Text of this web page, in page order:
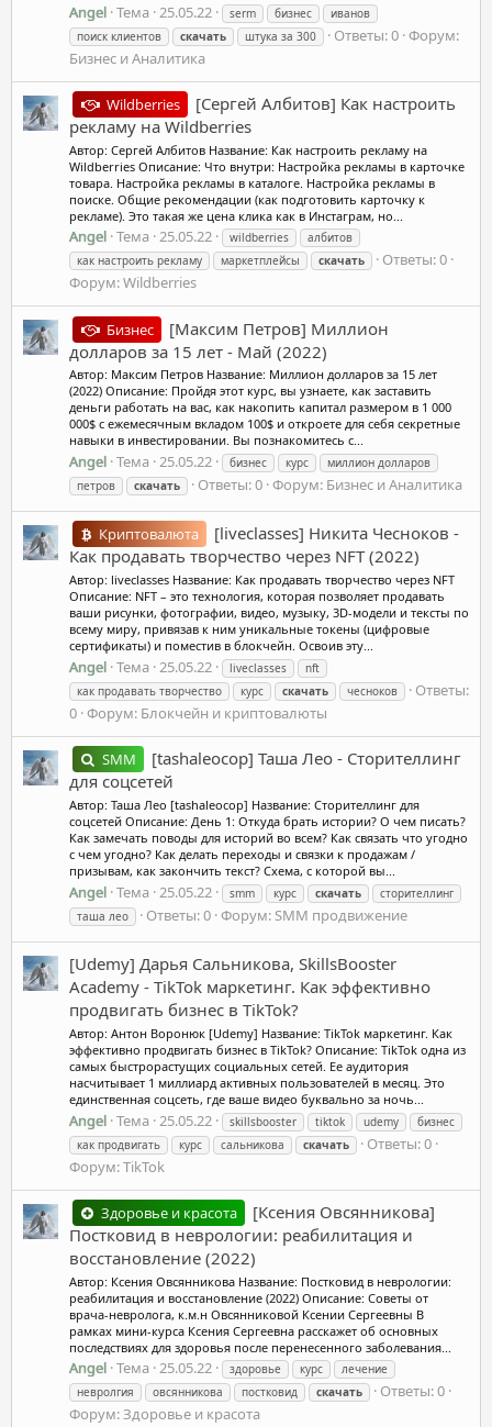
Angel Тема 25.05.22 serm бизнес
иванов
поиск клиентов
скачать штука за 300 Ответы: 0 Форум:
Бизнес и Аналитика
Wildberries
[Сергей Албитов] Как настроить
рекламу на Wildberries
Автор: Сергей Албитов Название: Как настроить рекламу на
Wildberries Описание: Что внутри: Настройка рекламы в карточке
товара. Настройка рекламы в каталоге. Настройка рекламы в
поиске. Общие рекомендации (как подготовить карточку к
рекламе). ‌Это такая же цена клика как в Инстаграм, но...
Angel Тема 25.05.22 wildberries
албитов
как настроить рекламу
маркетплейсы скачать
Ответы: 0
Форум:Wildberries
Бизнес
[Максим Петров] Миллион
долларов за 15 лет - Май (2022)
Автор: Максим Петров Название: Миллион долларов за 15 лет
(2022) Описание: Пройдя этот курс, вы узнаете, как заставить
деньги работать на вас, как накопить капитал размером в 1 000
000$ с ежемесячным вкладом 100$ и откроете для себя секретные
навыки в инвестировании. Вы познакомитесь с...
Angel Тема 25.05.22 бизнес курс
миллион долларов
петров
скачать Ответы: 0 Форум: Бизнес и Аналитика
Криптовалюта
[liveclasses] Никита Чесноков -
Как продавать творчество через NFT (2022)
Автор: liveclasses Название: Как продавать творчество через NFT
Описание: NFT – это технология, которая позволяет продавать
ваши рисунки, фотографии, видео, музыку, 3D-модели и тексты по
всему миру, привязав к ним уникальные токены (цифровые
сертификаты) и поместив в блокчейн. Освоив эту...
Angel Тема 25.05.22 liveclasses
nft
как продавать творчество
курс скачать чесноков
Ответы:
0 Форум: Блокчейн и криптовалюты
SMM
[tashaleocop] Таша Лео - Сторителлинг
для соцсетей
Автор: Таша Лео [tashaleocop] Название: Сторителлинг для
соцсетей Описание: День 1: Откуда брать истории? О чем писать?
Как замечать поводы для историй во всем? Как связать что угодно
с чем угодно? Как делать переходы и связки к продажам /
призывам, как закончить текст? Схема, с которой вы...
Angel Тема 25.05.22 smm курс скачать
сторителлинг
таша лео
Ответы: 0 Форум: SMM продвижение
[Udemy] Дарья Сальникова, SkillsBooster
Academy - TikTok маркетинг. Как эффективно
продвигать бизнес в TikTok?
Автор: Антон Воронюк [Udemy] Название: TikTok маркетинг. Как
эффективно продвигать бизнес в TikTok? Описание: TikTok одна из
самых быстрорастущих социальных сетей. Ее аудитория
насчитывает 1 миллиард активных пользователей в месяц. Это
единственная соцсеть, где ваше видео буквально за ночь...
Angel Тема 25.05.22 skillsbooster tiktok udemy
бизнес
как продвигать
курс сальникова скачать
Ответы: 0
Форум:TikTok
Здоровье и красота
[Ксения Овсянникова]
Постковид в неврологии: реабилитация и
восстановление (2022)
Автор: Ксения Овсянникова Название: Постковид в неврологии:
реабилитация и восстановление (2022) Описание: Советы от
врача-невролога, к.м.н Овсянниковой Ксении Сергеевны В
рамках мини-курса Ксения Сергеевна расскажет об основных
последствиях для здоровья после перенесенного заболевания...
Angel Тема 25.05.22 здоровье курс
лечение
невролгия
овсянникова постковид скачать
Ответы: 0
Форум:Здоровье и красота